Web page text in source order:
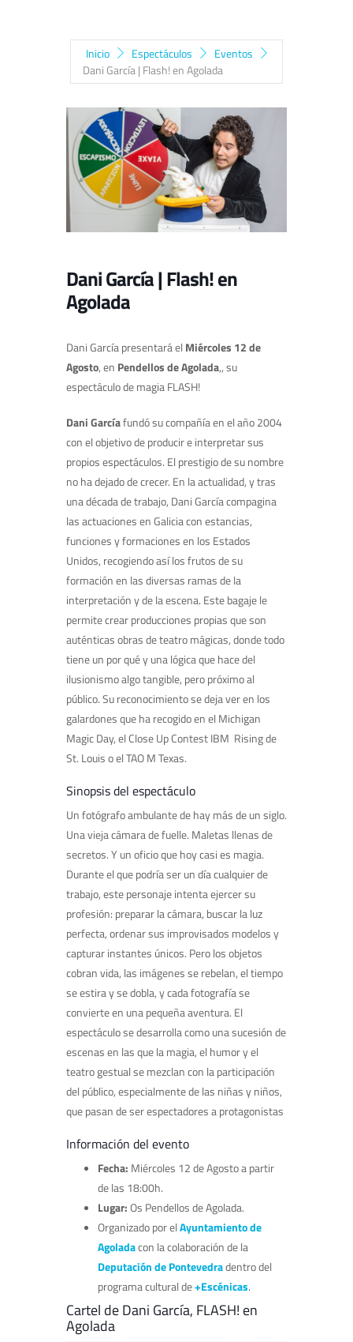
Inicio Espectáculos
Eventos
Dani García | Flash! en Agolada
Dani García | Flash! en
Agolada
Dani García presentará el Miércoles 12 de
Agosto, en Pendellos de Agolada,, su
espectáculo de magia FLASH!
Dani Garcíafundó su compañía en el año 2004
con el objetivo de producir e interpretar sus
propios espectáculos. El prestigio de su nombre
no ha dejado de crecer. En la actualidad, y tras
una década de trabajo, Dani García compagina
las actuaciones en Galicia con estancias,
funciones y formaciones en los Estados
Unidos, recogiendo así los frutos de su
formación en las diversas ramas de la
interpretación y de la escena. Este bagaje le
permite crear producciones propias que son
auténticas obras de teatro mágicas, donde todo
tiene un por qué y una lógica que hace del
ilusionismo algo tangible, pero próximo al
público. Su reconocimiento se deja ver en los
galardones que ha recogido en el Michigan
Magic Day, el Close Up Contest IBM Rising de
St. Louis o el TAO M Texas.
Sinopsis del espectáculo
Un fotógrafo ambulante de hay más de un siglo.
Una vieja cámara de fuelle. Maletas llenas de
secretos. Y un oficio que hoy casi es magia.
Durante el que podría ser un día cualquier de
trabajo, este personaje intenta ejercer su
profesión: preparar la cámara, buscar la luz
perfecta, ordenar sus improvisados modelos y
capturar instantes únicos. Pero los objetos
cobran vida, las imágenes se rebelan, el tiempo
se estira y se dobla, y cada fotografía se
convierte en una pequeña aventura. El
espectáculo se desarrolla como una sucesión de
escenas en las que la magia, el humor y el
teatro gestual se mezclan con la participación
del público, especialmente de las niñas y niños,
que pasan de ser espectadores a protagonistas
Información del evento
Fecha: Miércoles 12 de Agosto a partir
de las 18:00h.
Lugar:Os Pendellos de Agolada.
Organizado por elAyuntamiento de
Agoladacon la colaboración de la
Deputación de Pontevedradentro del
programa cultural de+Escénicas.
Cartel de Dani García, FLASH! en
Agolada